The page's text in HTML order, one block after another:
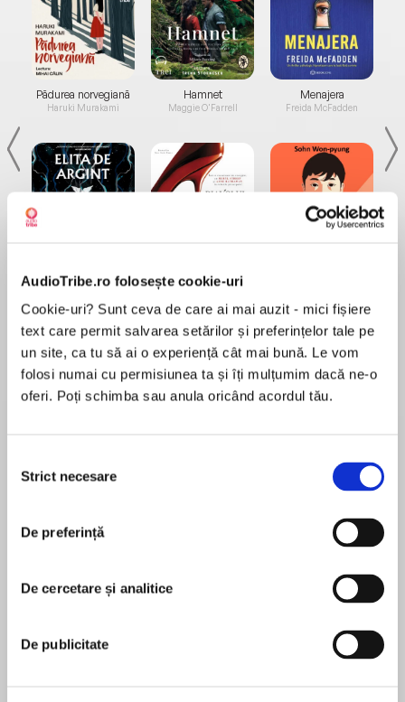
AudioTribe.ro folosește cookie-uri
Cookie-uri? Sunt ceva de care ai mai auzit - mici fișiere
text care permit salvarea setărilor și preferințelor tale pe
un site, ca tu să ai o experiență cât mai bună. Le vom
folosi numai cu permisiunea ta și îți mulțumim dacă ne-o
oferi. Poți schimba sau anula oricând acordul tău.
consimțământului
Strict necesare
De preferință
De cercetare și analitice
De publicitate
Pădurea norvegiană
Haruki Murakami
de...
Dani Francis
Hamnet
Maggie O'Farrell
la...
Lauren Weisberger
Menajera
Freida McFadden
Desprecarte
Some people change your life
Sebastian Dorner was unraveling at the edges—
until his son’s teacher, Via DeRosa, threw him a
lifeline. Now, two years later, they reconnect at
Matty’s new school, and an inconvenient but
between them. But why does the first person to
spark with Sebastian in years have to be a
millennial? Is twentysomething Via really too
young for him or does fortysomething Sebastian
În acest moment nu există recenzii
Cara Bastone
Cara Bastone is a full time writer who lives and
writes in Brooklyn with her husband, son, and an